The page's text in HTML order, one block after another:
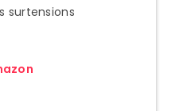
surtensions